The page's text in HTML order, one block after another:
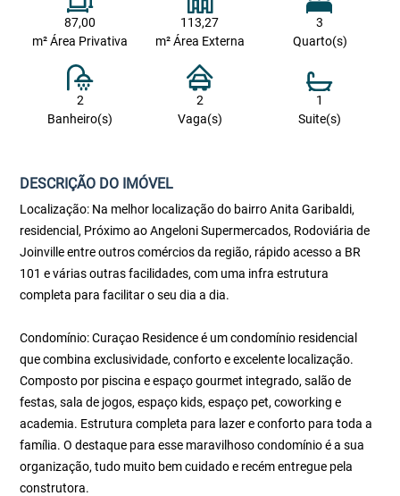
87,00
m² Área Privativa
113,27
m² Área Externa
3
Quarto(s)
2
Banheiro(s)
2
Vaga(s)
1
Suite(s)
DESCRIÇÃO DO IMÓVEL
Localização: Na melhor localização do bairro Anita Garibaldi,
residencial, Próximo ao Angeloni Supermercados, Rodoviária de
Joinville entre outros comércios da região, rápido acesso a BR
101 e várias outras facilidades, com uma infra estrutura
completa para facilitar o seu dia a dia.
Condomínio: Curaçao Residence é um condomínio residencial
que combina exclusividade, conforto e excelente localização.
Composto por piscina e espaço gourmet integrado, salão de
festas, sala de jogos, espaço kids, espaço pet, coworking e
academia. Estrutura completa para lazer e conforto para toda a
família. O destaque para esse maravilhoso condomínio é a sua
organização, tudo muito bem cuidado e recém entregue pela
construtora.